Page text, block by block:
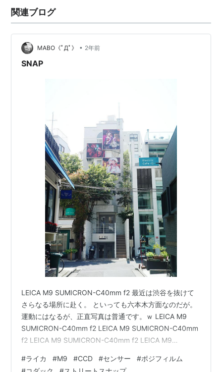
関連ブログ
MABO《ﾟДﾟ》 • 2年前
SNAP
LEICA M9 SUMICRON-C40mm f2 最近は渋谷を抜けて
さらなる場所に赴く。 といっても六本木方面なのだが。
運動にはなるが、正直写真は普通です。ｗ LEICA M9
SUMICRON-C40mm f2 LEICA M9 SUMICRON-C40mm
f2 LEICA M9 SUMICRON-C40mm f2 LEICA M9
ん。 これも違法、脱法等あるらしいよね。 LEICA M9
#ライカ #M9 #CCD #センサー #ポジフィルム